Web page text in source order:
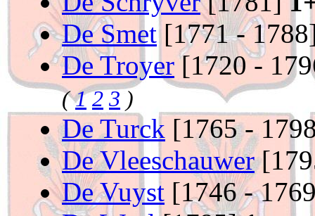
De Smet [1771 -
De Troyer[1720 -
(1 2 3 )
De Turck [1765 -
De Vleeschauwer
De Vuyst [1746 -